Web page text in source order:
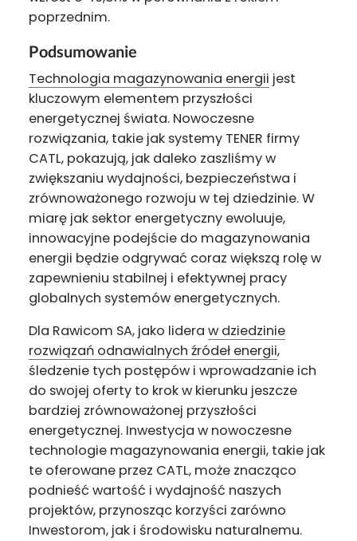
poprzednim.
Podsumowanie
Technologia magazynowania energii jest
kluczowym elementem przyszłości
energetycznej świata. Nowoczesne
rozwiązania, takie jak systemy TENER firmy
CATL, pokazują, jak daleko zaszliśmy w
zwiększaniu wydajności, bezpieczeństwa i
zrównoważonego rozwoju w tej dziedzinie. W
miarę jak sektor energetyczny ewoluuje,
innowacyjne podejście do magazynowania
energii będzie odgrywać coraz większą rolę w
zapewnieniu stabilnej i efektywnej pracy
globalnych systemów energetycznych.
Dla Rawicom SA, jako lideraw dziedzinie
rozwiązań odnawialnych źródeł energii,
śledzenie tych postępów i wprowadzanie ich
do swojej oferty to krok w kierunku jeszcze
bardziej zrównoważonej przyszłości
energetycznej. Inwestycja w nowoczesne
technologie magazynowania energii, takie jak
te oferowane przez CATL, może znacząco
podnieść wartość i wydajność naszych
projektów, przynosząc korzyści zarówno
Inwestorom, jak i środowisku naturalnemu.